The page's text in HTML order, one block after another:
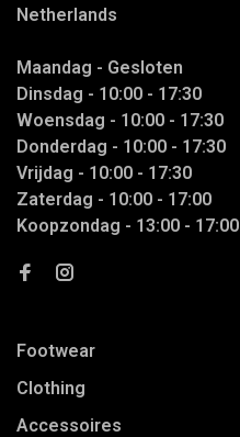
Netherlands
Maandag - Gesloten
Dinsdag - 10:00 - 17:30
Woensdag - 10:00 - 17:30
Donderdag - 10:00 - 17:30
Vrijdag - 10:00 - 17:30
Zaterdag - 10:00 - 17:00
Koopzondag - 13:00 - 17:00
Footwear
Clothing
Accessoires